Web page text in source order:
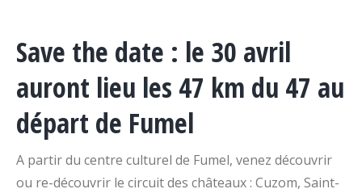
Save the date : le 30 avril
auront lieu les 47 km du 47 au
départ de Fumel
A partir du centre culturel de Fumel, venez découvrir
ou re-découvrir le circuit des châteaux : Cuzom, Saint-